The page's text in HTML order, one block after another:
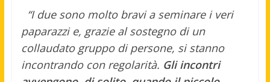
“I due sono molto bravi a seminare i veri
paparazzi e, grazie al sostegno di un
collaudato gruppo di persone, si stanno
incontrando con regolarità. Gli incontri